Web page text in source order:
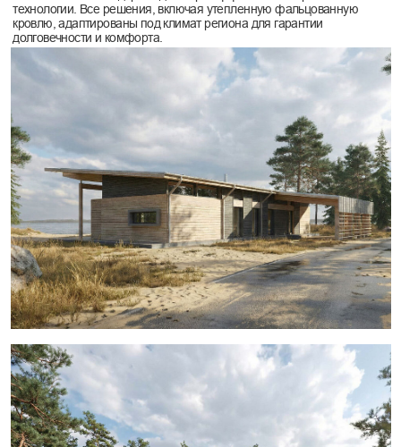
Акценты
проекта
Архитектурная
доминанта
Динамичная моноскатная кровля не только формирует
узнаваемый силуэт здания, но и создает выразительный объем
в интерьере гостиной
Технологичный каркас
В основе дома лежит конструктив из клееного бруса, который
позволяет выбирать между стенами из массива дерева или
Территория комфорта